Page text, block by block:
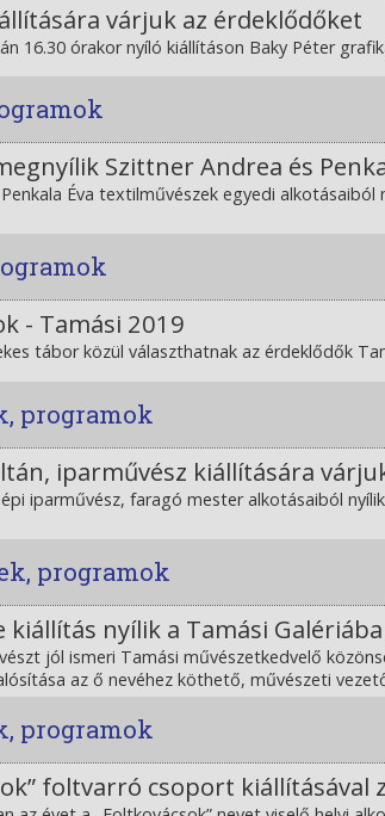
várjuk az érdeklődőket
16.30 órakor nyíló kiállításon Baky Péter
Szittner Andrea és
Éva textilművészek egyedi
- Tamási 2019
tábor közül választhatnak az érdeklődők
programok
iparművész kiállítására
iparművész, faragó mester alkotásaiból
programok
kiállítás nyílik a Tamási
jól ismeri Tamási művészetkedvelő
az ő nevéhez köthető, művészeti
programok
foltvarró csoport kiállításával